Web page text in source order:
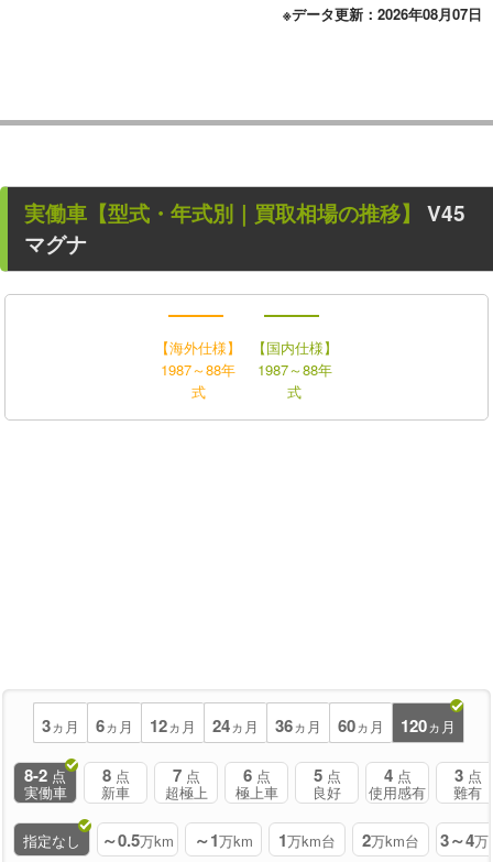
※データ更新：2026年08月07日
実働車 【型式・年式別｜買取相場の推移】 V45
マグナ
【海外仕様】
1987～88年
式
【国内仕様】
1987～88年
式
3ヵ月 6ヵ月 12ヵ月 24ヵ月 36ヵ月 60ヵ月 120ヵ月
8-2 点
実働車
8 点
新車
7 点
超極上
6 点
極上車
5 点
良好
4 点
使用感有
3 点
難有
指定なし ～0.5万km ～1万km 1万km台 2万km台 3～4万